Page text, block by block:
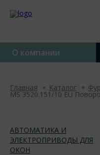
О компании
Главная Каталог
MS 3520.151/10 EU
АВТОМАТИКА И
ЭЛЕКТРОПРИВОДЫ ДЛЯ
ОКОН